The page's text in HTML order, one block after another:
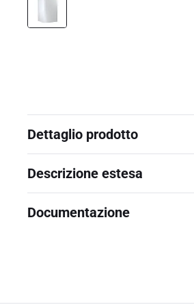
Dettaglio prodotto
Descrizione estesa
Documentazione